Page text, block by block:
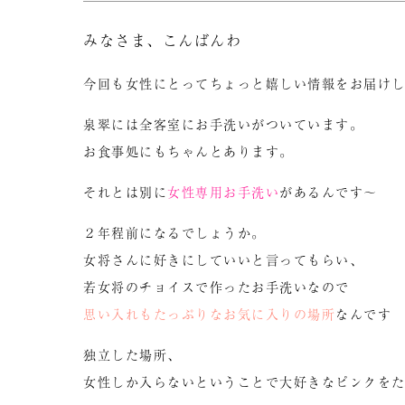
みなさま、こんばんわ
今回も女性にとってちょっと嬉しい情報をお届け
泉翠には全客室にお手洗いがついています。
お食事処にもちゃんとあります。
それとは別に女性専用お手洗いがあるんです～
２年程前になるでしょうか。
女将さんに好きにしていいと言ってもらい、
若女将のチョイスで作ったお手洗いなので
思い入れもたっぷりなお気に入りの場所 なんです
独立した場所、
女性しか入らないということで大好きなピンクを